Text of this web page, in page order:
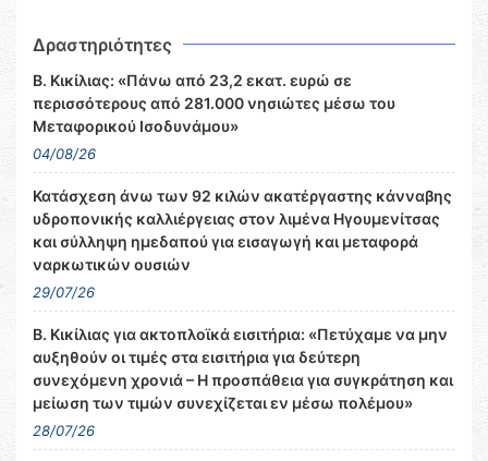
Δραστηριότητες
Β. Κικίλιας: «Πάνω από 23,2 εκατ. ευρώ σε
περισσότερους από 281.000 νησιώτες μέσω του
Μεταφορικού Ισοδυνάμου»
04/08/26
Κατάσχεση άνω των 92 κιλών ακατέργαστης κάνναβης
υδροπονικής καλλιέργειας στον λιμένα Ηγουμενίτσας
και σύλληψη ημεδαπού για εισαγωγή και μεταφορά
ναρκωτικών ουσιών
29/07/26
Β. Κικίλιας για ακτοπλοϊκά εισιτήρια: «Πετύχαμε να μην
αυξηθούν οι τιμές στα εισιτήρια για δεύτερη
συνεχόμενη χρονιά – Η προσπάθεια για συγκράτηση και
μείωση των τιμών συνεχίζεται εν μέσω πολέμου»
28/07/26